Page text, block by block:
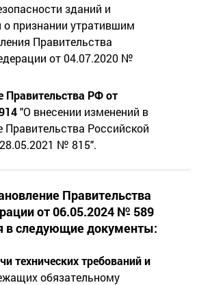
зданий и
о признании утратившим
Правительства
от 04.07.2020 №
Правительства РФ от
"О внесении изменений в
Правительства Российской
№ 815".
Правительства
от 06.05.2024 № 589
в следующие документы:
технических требований и
обязательному